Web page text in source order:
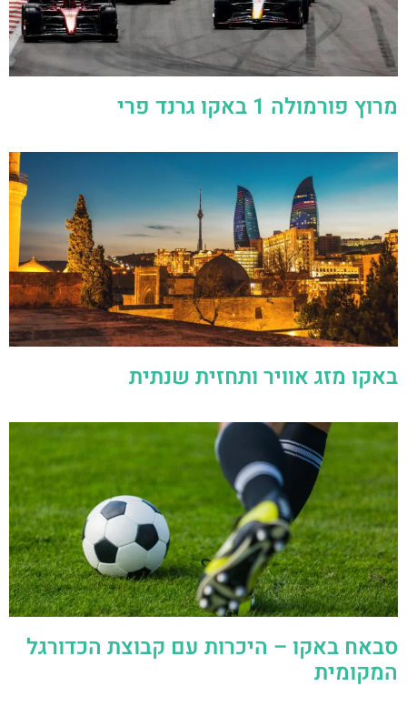
מרוץ פורמולה 1 באקו גרנד פרי
באקו מזג אוויר ותחזית שנתית
סבאח באקו – היכרות עם קבוצת הכדורגל
המקומית